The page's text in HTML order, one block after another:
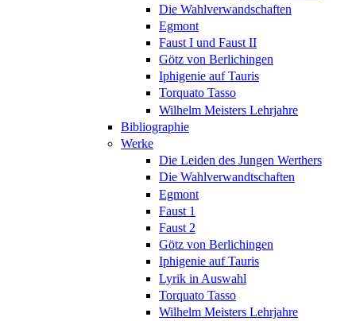
Die Wahlverwandschaften
Egmont
Faust I und Faust II
Götz von Berlichingen
Iphigenie auf Tauris
Torquato Tasso
Wilhelm Meisters Lehrjahre
Bibliographie
Werke
Die Leiden des Jungen Werthers
Die Wahlverwandtschaften
Egmont
Faust 1
Faust 2
Götz von Berlichingen
Iphigenie auf Tauris
Lyrik in Auswahl
Torquato Tasso
Wilhelm Meisters Lehrjahre